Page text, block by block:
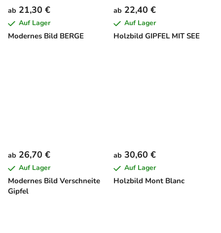
Modernes Bild BERGE
ab 21,30 €
Auf Lager
Holzbild GIPFEL MIT SEE
ab 22,40 €
Auf Lager
Modernes Bild Verschneite
Gipfel
ab 26,70 €
Auf Lager
Holzbild Mont Blanc
ab 30,60 €
Auf Lager